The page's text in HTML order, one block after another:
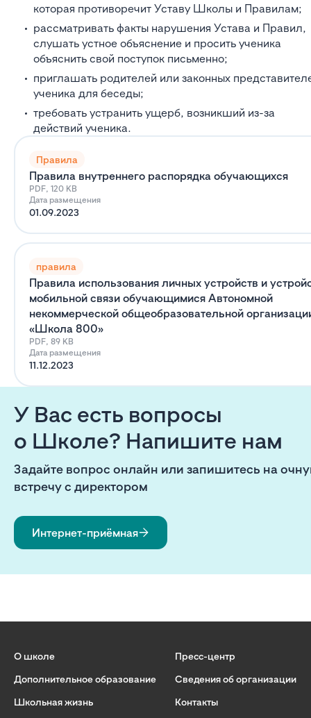
которая противоречит Уставу Школы и Правилам;
рассматривать факты нарушения Устава и Правил,
слушать устное объяснение и просить ученика
объяснить свой поступок письменно;
приглашать родителей или законных
ученика для беседы;
требовать устранить ущерб, возникший из-за
действий ученика.
Правила
Правила внутреннего распорядка обучающихся
PDF, 120 KB
Дата размещения
01.09.2023
правила
Правила использования личных устройств и
мобильной связи обучающимися Автономной
некоммерческой общеобразовательной
«Школа 800»
PDF, 89 KB
Дата размещения
11.12.2023
У Вас есть вопросы
о Школе? Напишите нам
Задайте вопрос онлайн или запишитесь на
встречу с директором
Интернет-приёмная
О школе
Дополнительное образование
Школьная жизнь
Пресс-центр
Сведения об организации
Контакты